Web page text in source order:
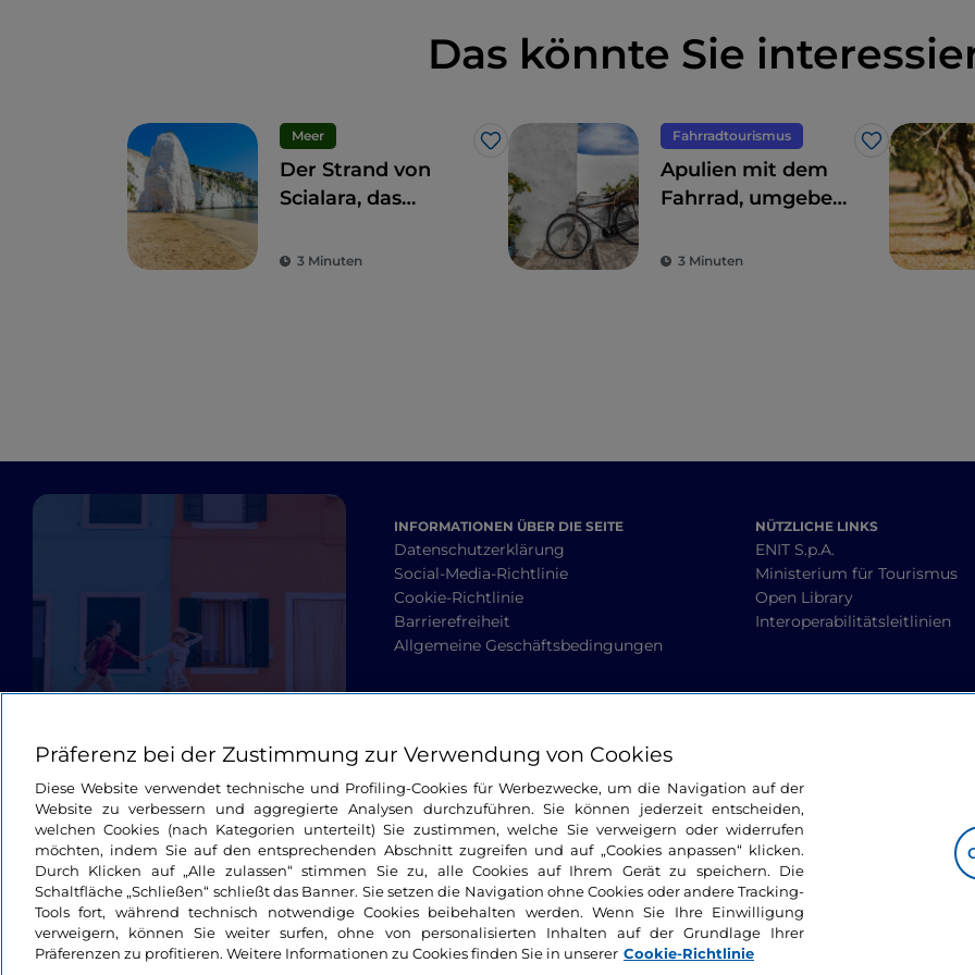
Das könnte Sie
Meer
Like
Der Strand von
Scialara, das
des Gargano
3 Minuten
Fahrradtourismus
Like
Apulien mit dem
Fahrrad, umgeben
Olivenbäumen und
3 Minuten
INFORMATIONEN ÜBER DIE SEITE
Datenschutzerklärung
Social-Media-Richtlinie
Cookie-Richtlinie
Barrierefreiheit
Allgemeine Geschäftsbedingungen
NÜTZLICHE LINKS
ENIT S.p.A.
Ministerium für Tourismus
Open Library
Interoperabilitätsleitlinien
Präferenz bei der Zustimmung zur Verwendung von Cookies
Diese Website verwendet technische und Profiling-Cookies für Werbezwecke, um die Navigation auf der
Website zu verbessern und aggregierte Analysen durchzuführen. Sie können jederzeit entscheiden,
welchen Cookies (nach Kategorien unterteilt) Sie zustimmen, welche Sie verweigern oder widerrufen
möchten, indem Sie auf den entsprechenden Abschnitt zugreifen und auf „Cookies anpassen“ klicken.
Durch Klicken auf „Alle zulassen“ stimmen Sie zu, alle Cookies auf Ihrem Gerät zu speichern. Die
Schaltfläche „Schließen“ schließt das Banner. Sie setzen die Navigation ohne Cookies oder andere Tracking-
Tools fort, während technisch notwendige Cookies beibehalten werden. Wenn Sie Ihre Einwilligung
verweigern, können Sie weiter surfen, ohne von personalisierten Inhalten auf der Grundlage Ihrer
Präferenzen zu profitieren. Weitere Informationen zu Cookies finden Sie in unserer Cookie-Richtlinie